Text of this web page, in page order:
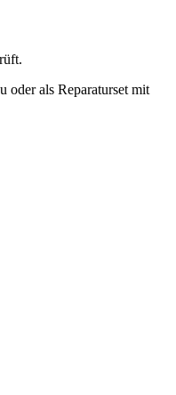
oder als Reparaturset mit